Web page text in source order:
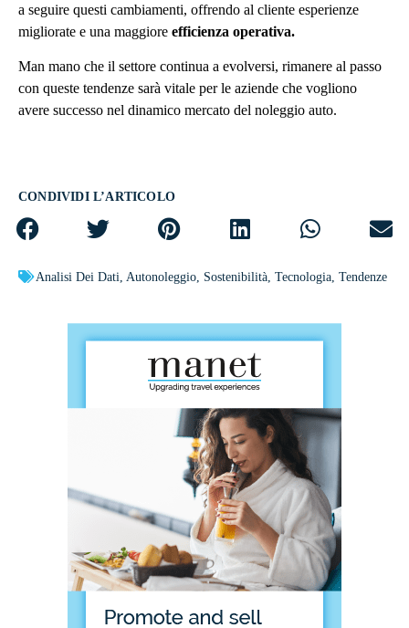
a seguire questi cambiamenti, offrendo al cliente esperienze
migliorate e una maggiore efficienza operativa.
Man mano che il settore continua a evolversi, rimanere al passo
con queste tendenze sarà vitale per le aziende che vogliono
avere successo nel dinamico mercato del noleggio auto.
CONDIVIDI L’ARTICOLO
Analisi Dei Dati Autonoleggio Sostenibilità Tecnologia Tendenze